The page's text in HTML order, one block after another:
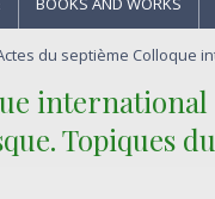
du septième Colloque
international
Topiques